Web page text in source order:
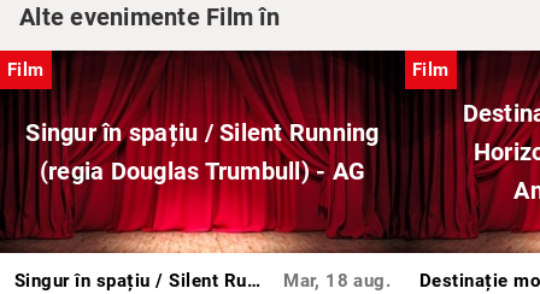
Alte evenimente Film în
Film
Singur în spațiu / Silent Running
(regia Douglas Trumbull) - AG
Singur în spațiu / Silent Running (regia Douglas Trumbull) - AG Mar, 18 aug.
Film